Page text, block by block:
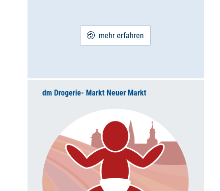
mehr erfahren
dm Drogerie- Markt Neuer Markt